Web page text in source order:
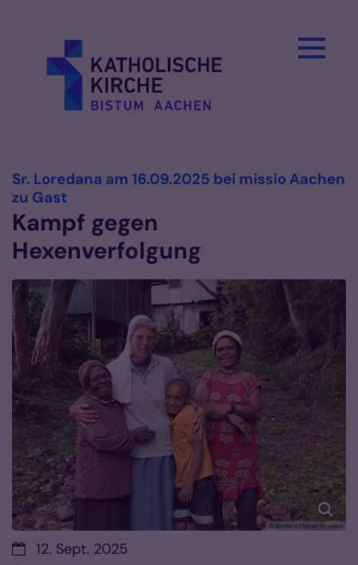
Sr. Loredana am 16.09.2025 bei missio Aachen
zu Gast
Kampf gegen
Hexenverfolgung
© Bettina Flitner / missio
Datum:12. Sept. 2025